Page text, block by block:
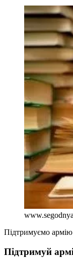
Підтримуємо армію
Підтримуй